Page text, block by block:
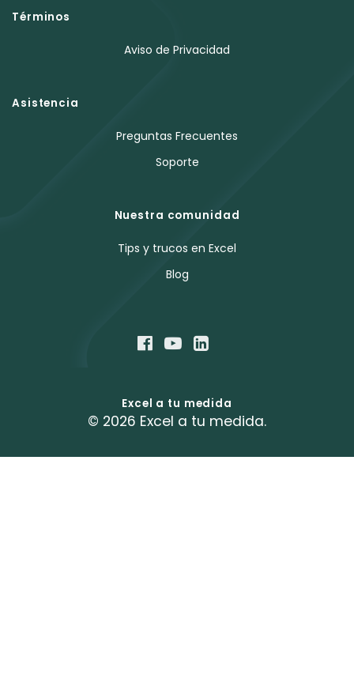
Términos
Aviso de Privacidad
Asistencia
Preguntas Frecuentes
Soporte
Nuestra comunidad
Tips y trucos en Excel
Blog
Excel a tu medida
© 2026 Excel a tu medida.